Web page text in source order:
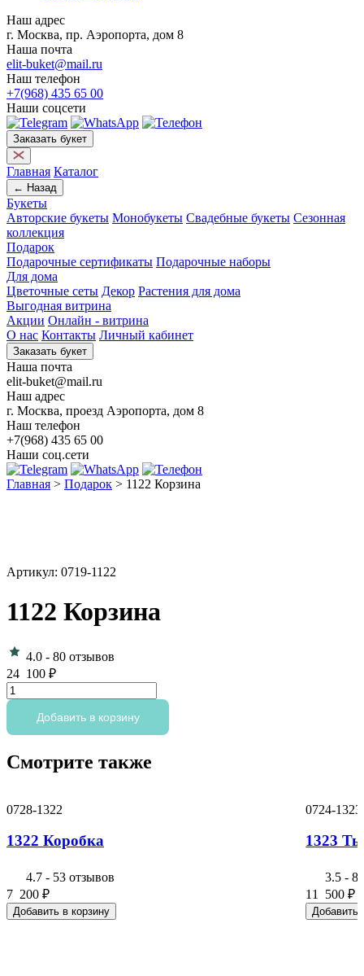
Наш адрес
г. Москва, пр. Аэропорта, дом 8
Наша почта
elit-buket@mail.ru
Наш телефон
+7(968) 435 65 00
Наши соцсети
Заказать букет
Главная Каталог
← Назад
Букеты
Авторские букеты Монобукеты Свадебные букеты Сезонная
коллекция
Подарок
Подарочные сертификаты Подарочные наборы
Для дома
Цветочные сеты Декор Растения для дома
Выгодная витрина
Акции Онлайн - витрина
О нас Контакты Личный кабинет
Заказать букет
Наша почта
elit-buket@mail.ru
Наш адрес
г. Москва, проезд Аэропорта, дом 8
Наш телефон
+7(968) 435 65 00
Наши соц.сети
Главная > Подарок > 1122 Корзина
Артикул: 0719-1122
1122 Корзина
4.0 - 80 отзывов
24 100 ₽
Количество
товара
Корзина
Добавить в корзину
Смотрите также
0728-1322
1322 Коробка
4.7 - 53 отзывов
7 200 ₽
Добавить в корзину
0724-1323
1323
3.5 -
11 500₽
Добавить